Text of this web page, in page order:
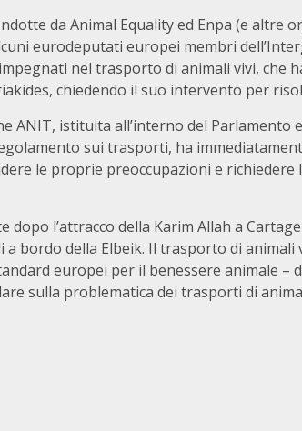
da Animal Equality ed Enpa (e altre
eurodeputati europei membri
nel trasporto di animali vivi, che
chiedendo il suo intervento per
ANIT, istituita all’interno del Parlamento
sui trasporti, ha
le proprie preoccupazioni e richiedere
l’attracco della Karim Allah a
bordo della Elbeik. Il trasporto di
europei per il benessere animale –
sulla problematica dei trasporti di